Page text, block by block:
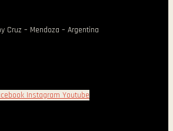
Cruz – Mendoza – Argentina
Instagram Youtube